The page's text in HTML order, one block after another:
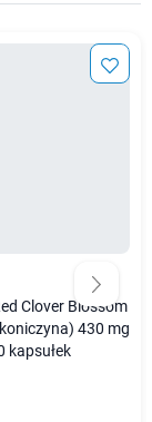
Clover Blossom
430 mg
kapsułek